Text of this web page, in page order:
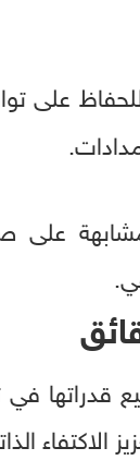
على
على
قدراتها
الاكتفاء